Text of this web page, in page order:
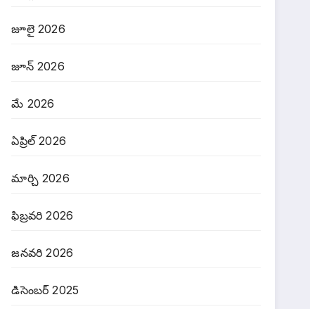
జూలై 2026
జూన్ 2026
మే 2026
ఏప్రిల్ 2026
మార్చి 2026
ఫిబ్రవరి 2026
జనవరి 2026
డిసెంబర్ 2025